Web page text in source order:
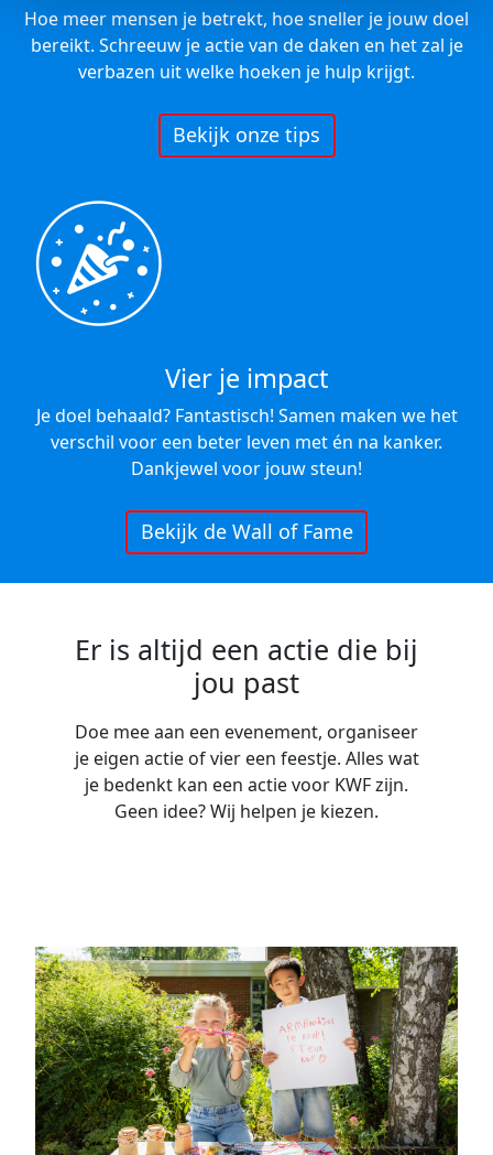
Hoe meer mensen je betrekt, hoe sneller je jouw doel
bereikt. Schreeuw je actie van de daken en het zal je
verbazen uit welke hoeken je hulp krijgt.
Bekijk onze tips
Vier je impact
Je doel behaald? Fantastisch! Samen maken we het
verschil voor een beter leven met én na kanker.
Dankjewel voor jouw steun!
Bekijk de Wall of Fame
Er is altijd een actie die bij
jou past
Doe mee aan een evenement, organiseer
je eigen actie of vier een feestje. Alles wat
je bedenkt kan een actie voor KWF zijn.
Geen idee? Wij helpen je kiezen.